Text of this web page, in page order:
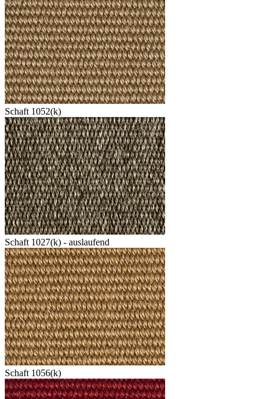
Schaft 1052(k)
Schaft 1027(k) - auslaufend
Schaft 1056(k)